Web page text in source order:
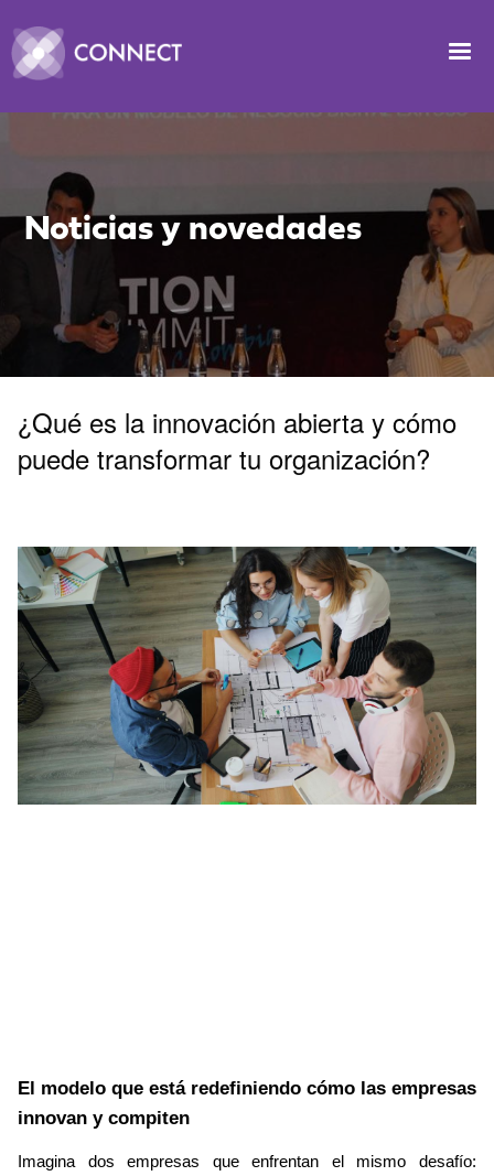
Image
Noticias y novedades
¿Qué es la innovación abierta y cómo
puede transformar tu organización?
El modelo que está redefiniendo cómo las empresas
innovan y compiten
Imagina dos empresas que enfrentan el mismo desafío: